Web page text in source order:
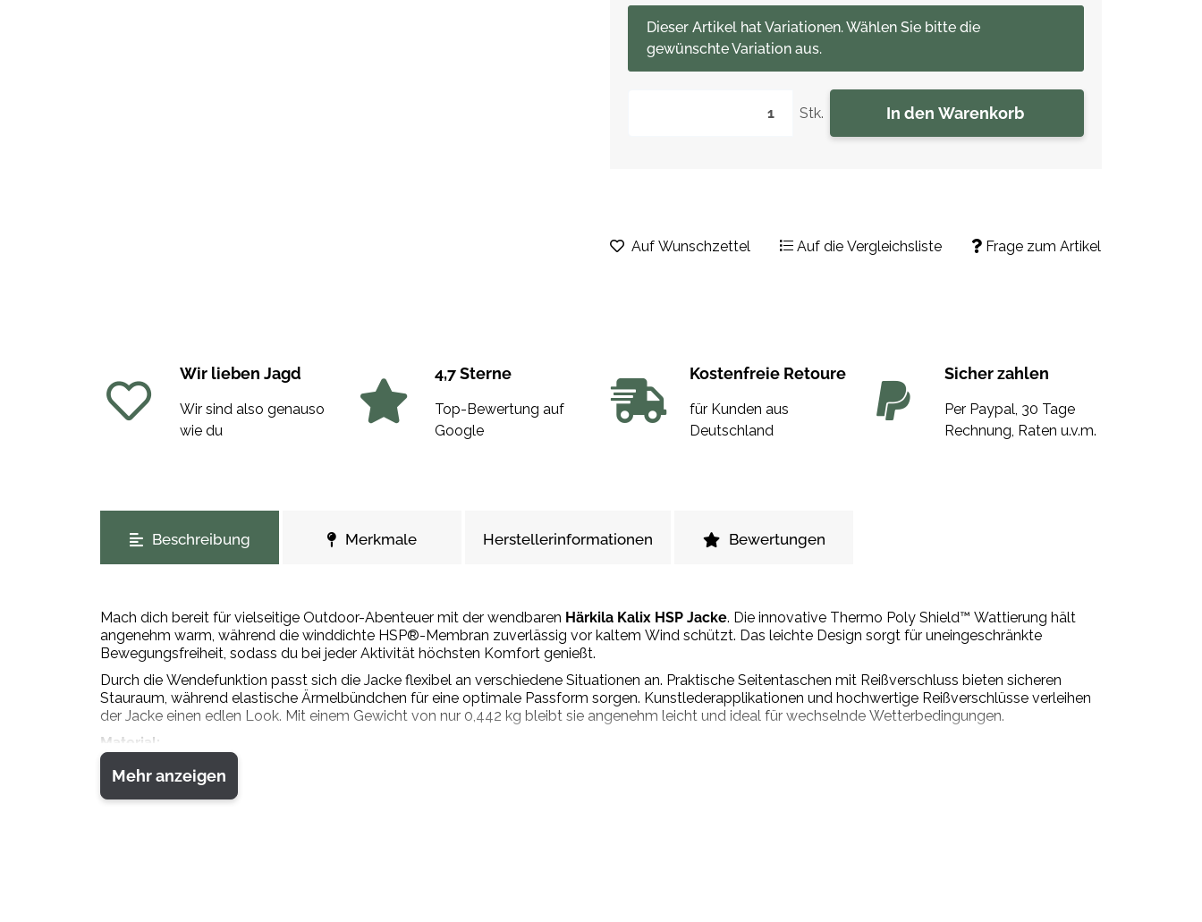
Stk. In den Warenkorb
xDieser Artikel hat Variationen. Wählen Sie bitte die
gewünschte Variation aus.
Frage zum Artikel
Auf Wunschzettel Auf die Vergleichsliste
Wir lieben Jagd
Wir sind also genauso
wie du
4,7 Sterne
Top-Bewertung auf
Google
Kostenfreie Retoure
für Kunden aus
Deutschland
Sicher zahlen
Per Paypal, 30 Tage
Rechnung, Raten u.v.m.
Beschreibung Merkmale Herstellerinformationen Bewertungen
Mach dich bereit für vielseitige Outdoor-Abenteuer mit der wendbaren Härkila Kalix HSP Jacke. Die innovative Thermo Poly Shield™ Wattierung hält
angenehm warm, während die winddichte HSP®-Membran zuverlässig vor kaltem Wind schützt. Das leichte Design sorgt für uneingeschränkte
Bewegungsfreiheit, sodass du bei jeder Aktivität höchsten Komfort genießt.
Durch die Wendefunktion passt sich die Jacke flexibel an verschiedene Situationen an. Praktische Seitentaschen mit Reißverschluss bieten sicheren
Stauraum, während elastische Ärmelbündchen für eine optimale Passform sorgen. Kunstlederapplikationen und hochwertige Reißverschlüsse verleihen
der Jacke einen edlen Look. Mit einem Gewicht von nur 0,442 kg bleibt sie angenehm leicht und ideal für wechselnde Wetterbedingungen.
Material:
Polyester (recycelt) 100%
Polyester 100%
Mehr anzeigen